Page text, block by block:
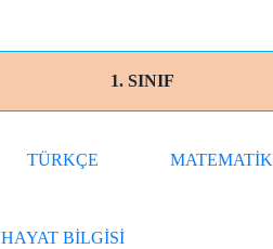
1. SINIF
TÜRKÇE MATEMATİK
HAYAT BİLGİSİ